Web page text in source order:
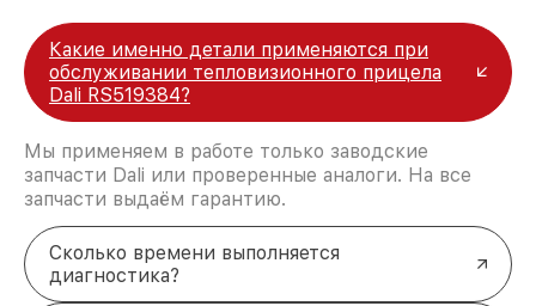
Какие именно детали применяются при
обслуживании тепловизионного прицела
Dali RS519384?
Мы применяем в работе только заводские
запчасти Dali или проверенные аналоги. На все
запчасти выдаём гарантию.
Сколько времени выполняется
диагностика?